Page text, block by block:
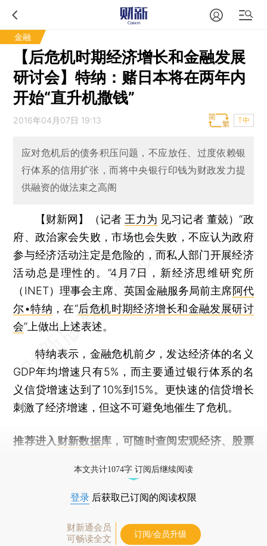
金融
【后危机时期经济增长和金融发展
研讨会】特纳：赌日本将在两年内
开始“直升机撒钱”
2016年04月07日 19:13 T中
应对危机后的债务积压问题，不应放任、过度依赖银
行体系的信用扩张，而将中央银行印钱为财政发力提
供融资的做法束之高阁
【财新网】（记者 王力为 见习记者 董兢）“政
府、政治家会失败，市场也会失败，不应认为政府
参与经济活动注定是危险的，而私人部门开展经济
活动总是理性的。”4月7日，新经济思维研究所
（INET）理事会主席、英国金融服务局前主席阿代
尔•特纳 ，在“后危机时期经济增长和金融发展研讨
会”上做出上述表述。
特纳表示，金融危机前夕，发达经济体的名义
GDP年均增速只有5%，而主要通过银行体系的名
义信贷增速达到了10%到15%。更快速的信贷增长
刺激了经济增速，但这不可避免地催生了危机。
推荐进入 财新数据库 ，可随时查阅宏观经济、股票
本文共计1074字 订阅后继续阅读
登录 后获取已订阅的阅读权限
财新通会员
可畅读全文
订阅/会员升级